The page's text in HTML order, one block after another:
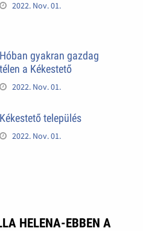
2022. Nov. 01.
Hóban gyakran gazdag
télen a Kékestető
2022. Nov. 01.
Kékestető település
2022. Nov. 01.
HELENA-EBBEN A